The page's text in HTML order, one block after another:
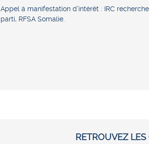
Appel à manifestation d’intérêt : IRC
parti, RFSA Somalie.
RETROUVEZ